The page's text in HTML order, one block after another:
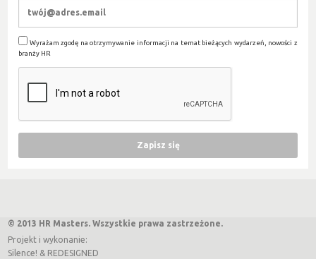
Wyrażam zgodę na otrzymywanie informacji na temat bieżących wydarzeń, nowości z
branży HR
© 2013 HR Masters. Wszystkie prawa zastrzeżone.
Projekt i wykonanie:
Silence! & REDESIGNED